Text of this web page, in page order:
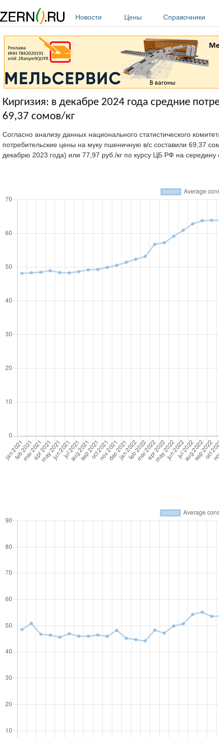
Новости
Цены Справочники
Киргизия: в декабре 2024 года средние
69,37 сомов/кг
Согласно анализу данных национального статистического
потребительские цены на муку пшеничную в/с составили 69,37
декабрю 2023 года) или 77,97 руб./кг по курсу ЦБ РФ на середину